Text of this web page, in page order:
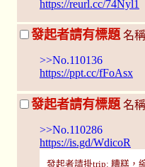
https://reurl.cc/74Nyl1
發起者請有標題名
>>No.110136
https://ppt.cc/fFoAsx
發起者請有標題 名
>>No.110286
https://is.gd/WdicoR
發起者請掛trip: 糟糕，